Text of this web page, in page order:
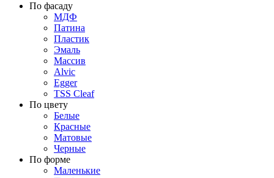
По фасаду
МДФ
Патина
Пластик
Эмаль
Массив
Alvic
Egger
TSS Cleaf
По цвету
Белые
Красные
Матовые
Черные
По форме
Маленькие